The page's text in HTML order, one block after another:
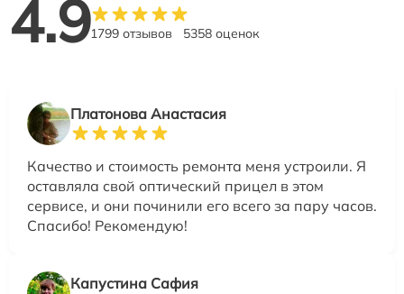
4.91799 отзывов 5358 оценок
Платонова Анастасия
Качество и стоимость ремонта меня устроили. Я
оставляла свой оптический прицел в этом
сервисе, и они починили его всего за пару часов.
Спасибо! Рекомендую!
Капустина Сафия